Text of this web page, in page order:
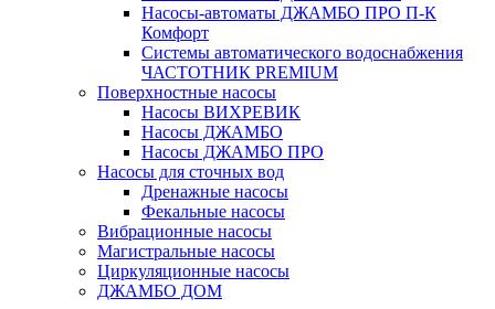
Насосы-автоматы ДЖАМБО ПРО П-К
Комфорт
Системы автоматического водоснабжения
ЧАСТОТНИК PREMIUM
Поверхностные насосы
Насосы ВИХРЕВИК
Насосы ДЖАМБО
Насосы ДЖАМБО ПРО
Насосы для сточных вод
Дренажные насосы
Фекальные насосы
Вибрационные насосы
Магистральные насосы
Циркуляционные насосы
ДЖАМБО ДОМ